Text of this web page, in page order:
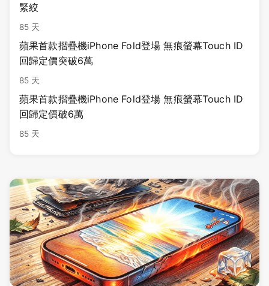
緊絞
85 天
蘋果首款摺疊機iPhone Fold登場 無痕螢幕Touch ID
回歸定價突破6萬
85 天
蘋果首款摺疊機iPhone Fold登場 無痕螢幕Touch ID
回歸定價破6萬
85 天